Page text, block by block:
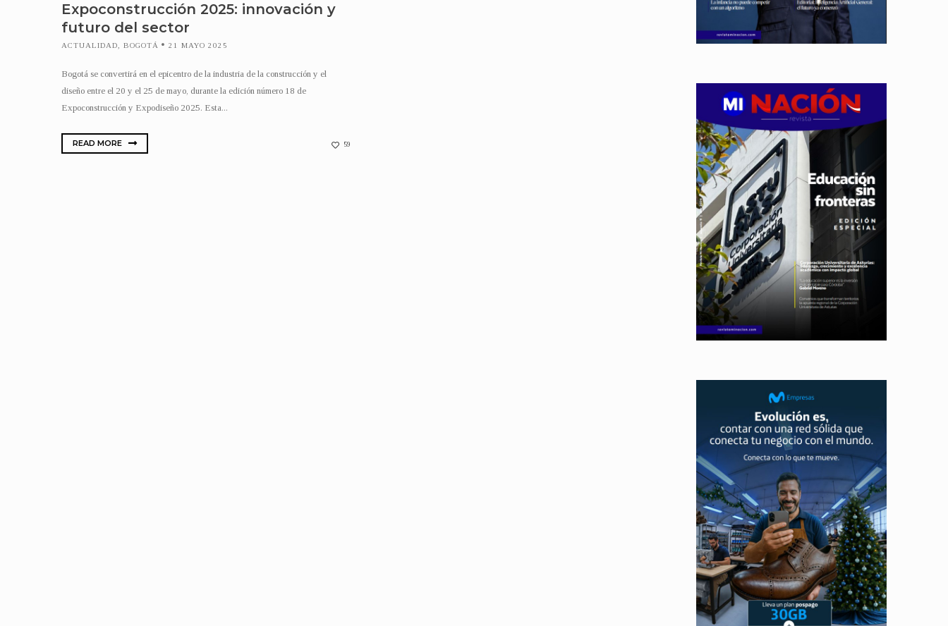
Expoconstrucción 2025: innovación y
futuro del sector
ACTUALIDAD BOGOTÁ 21 MAYO 2025
Bogotá se convertirá en el epicentro de la industria de la construcción y el
diseño entre el 20 y el 25 de mayo, durante la edición número 18 de
Expoconstrucción y Expodiseño 2025. Esta...
READ MORE 59